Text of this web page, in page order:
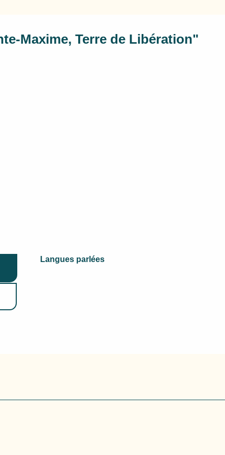
Maxime, Terre de Libération"
Langues parlées
Langues parlées